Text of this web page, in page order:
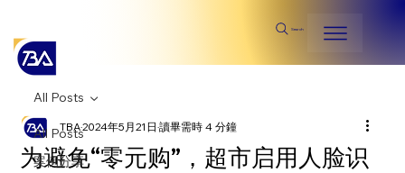
Search
All Posts
案例分享
All Posts
为避免“零元购”，超市启用人脸识
TBA2024年5月21日讀畢需時 4 分鐘